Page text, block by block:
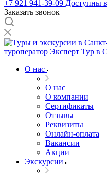
+7 921 941-39-09 Доступны
Заказать звонок
О нас
О нас
О компании
Сертификаты
Отзывы
Реквизиты
Онлайн-оплата
Вакансии
Акции
Экскурсии